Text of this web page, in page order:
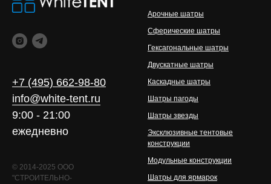
+7 (495) 662-98-80
info@white-tent.ru
9:00 - 21:00
ежедневно
© 2014-2025 ООО
"СТРОИТЕЛЬНО-
Арочные шатры
Сферические шатры
Гексагональные шатры
Двускатные шатры
Каскадные шатры
Шатры пагоды
Шатры звезды
Эксклюзивные тентовые
конструкции
Модульные конструкции
Шатры для ярмарок